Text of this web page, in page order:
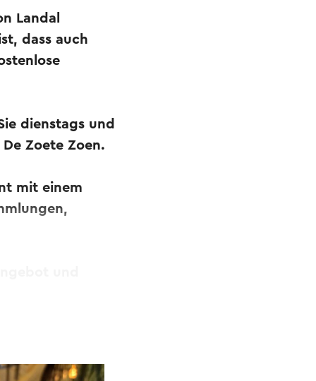
Landal
dass auch
dienstags und
Zoete Zoen.
mit einem